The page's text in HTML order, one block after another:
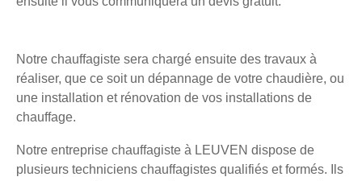
Notre chauffagiste sera chargé ensuite des travaux à
réaliser, que ce soit un dépannage de votre chaudière, ou
une installation et rénovation de vos installations de
chauffage.
Notre entreprise chauffagiste à LEUVEN dispose de
plusieurs techniciens chauffagistes qualifiés et formés. Ils